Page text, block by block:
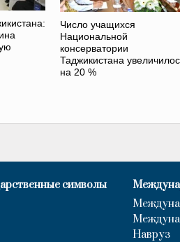
Число учащихся
Национальной
консерватории
Таджикистана
на 20 %
символы
Навруз